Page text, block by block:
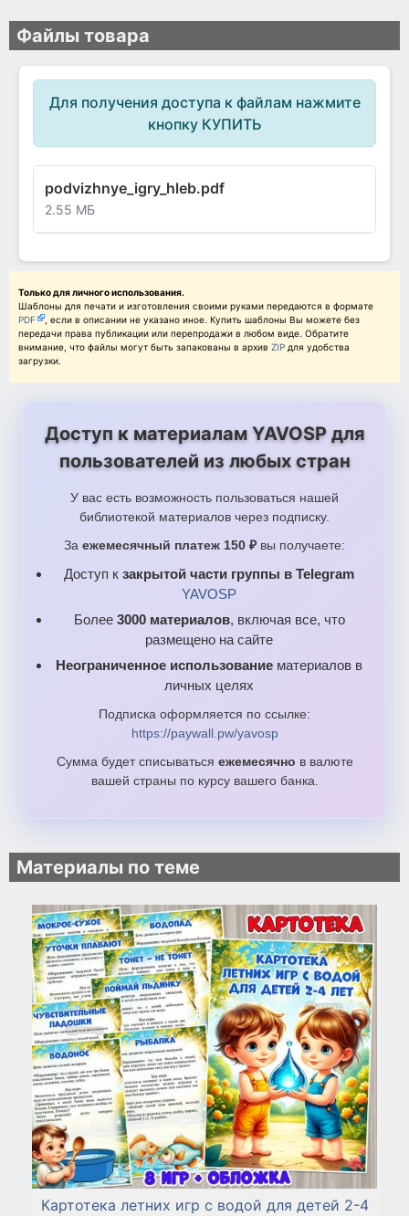
Файлы товара
Для получения доступа к файлам нажмите
кнопку КУПИТЬ
podvizhnye_igry_hleb.pdf
2.55 МБ
Только для личного использования.
Шаблоны для печати и изготовления своими руками передаются в формате
PDF
, если в описании не указано иное. Купить шаблоны Вы можете без
передачи права публикации или перепродажи в любом виде. Обратите
внимание, что файлы могут быть запакованы в архив ZIP для удобства
загрузки.
Доступ к материалам YAVOSP для
пользователей из любых стран
У вас есть возможность пользоваться нашей
библиотекой материалов через подписку.
За ежемесячный платеж 150 ₽ вы получаете:
Доступ к закрытой части группы в Telegram
YAVOSP
Более 3000 материалов, включая все, что
размещено на сайте
Неограниченное использование материалов в
личных целях
Подписка оформляется по ссылке:
https://paywall.pw/yavosp
Сумма будет списываться ежемесячно в валюте
вашей страны по курсу вашего банка.
Материалы по теме
Картотека летних игр с водой для детей 2-4